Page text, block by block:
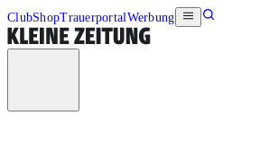
ClubShopTrauerportalWerbung